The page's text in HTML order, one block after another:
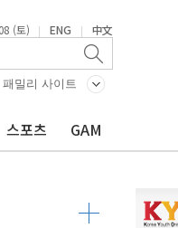
(토) | ENG | 中文
패밀리 사이트
스포츠 GAM